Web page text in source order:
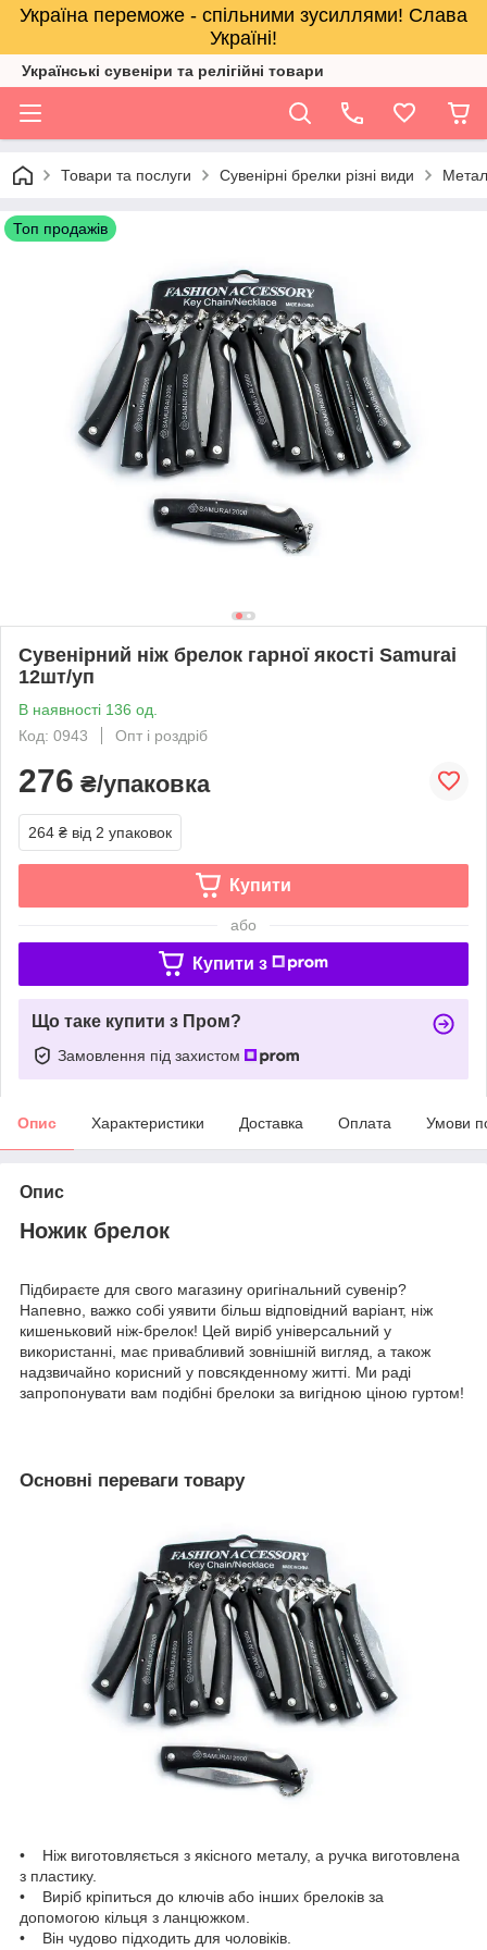
Україна переможе - спільними зусиллями! Слава
Україні!
Українські сувеніри та релігійнi товари
Товари та послуги Сувенірні брелки різні види
Топ продажів
Сувенірний ніж брелок гарної якості Samurai
12шт/уп
В наявності 136 од.
Код: 0943
Опт і роздріб
276 ₴/упаковка
264 ₴ від 2 упаковок
Купити
або
Купити з
Що таке купити з Пром?
Замовлення під захистом
Опис Характеристики Доставка Оплата Умови
Опис
Ножик брелок
Підбираєте для свого магазину оригінальний сувенір?
Напевно, важко собі уявити більш відповідний варіант, ніж
кишеньковий ніж-брелок! Цей виріб універсальний у
використанні, має привабливий зовнішній вигляд, а також
надзвичайно корисний у повсякденному житті. Ми раді
запропонувати вам подібні брелоки за вигідною ціною гуртом!
Основні переваги товару
• Ніж виготовляється з якісного металу, а ручка виготовлена
з пластику.
• Виріб кріпиться до ключів або інших брелоків за
допомогою кільця з ланцюжком.
• Він чудово підходить для чоловіків.